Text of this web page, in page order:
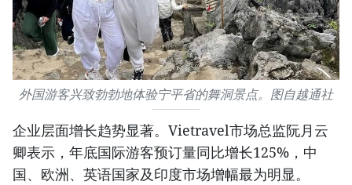
外国游客兴致勃勃地体验宁平省的舞洞景点。图自越通社
企业层面增长趋势显著。Vietravel市场总监阮月云
卿表示，年底国际游客预订量同比增长125%，中
国、欧洲、英语国家及印度市场增幅最为明显。